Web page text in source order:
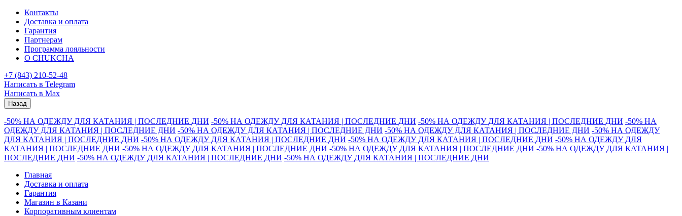
Контакты
Доставка и оплата
Гарантия
Партнерам
Программа лояльности
О CHUKCHA
+7 (843) 210-52-48
Написать в Telegram
Написать в Max
Назад
-50% НА ОДЕЖДУ ДЛЯ КАТАНИЯ | ПОСЛЕДНИЕ ДНИ -50% НА ОДЕЖДУ ДЛЯ КАТАНИЯ | ПОСЛЕДНИЕ ДНИ -50% НА ОДЕЖДУ ДЛЯ КАТАНИЯ | ПОСЛЕДНИЕ ДНИ -50% НА
ОДЕЖДУ ДЛЯ КАТАНИЯ | ПОСЛЕДНИЕ ДНИ -50% НА ОДЕЖДУ ДЛЯ КАТАНИЯ | ПОСЛЕДНИЕ ДНИ -50% НА ОДЕЖДУ ДЛЯ КАТАНИЯ | ПОСЛЕДНИЕ ДНИ -50% НА ОДЕЖДУ
ДЛЯ КАТАНИЯ | ПОСЛЕДНИЕ ДНИ -50% НА ОДЕЖДУ ДЛЯ КАТАНИЯ | ПОСЛЕДНИЕ ДНИ -50% НА ОДЕЖДУ ДЛЯ КАТАНИЯ | ПОСЛЕДНИЕ ДНИ -50% НА ОДЕЖДУ ДЛЯ
КАТАНИЯ | ПОСЛЕДНИЕ ДНИ -50% НА ОДЕЖДУ ДЛЯ КАТАНИЯ | ПОСЛЕДНИЕ ДНИ -50% НА ОДЕЖДУ ДЛЯ КАТАНИЯ | ПОСЛЕДНИЕ ДНИ -50% НА ОДЕЖДУ ДЛЯ КАТАНИЯ |
ПОСЛЕДНИЕ ДНИ -50% НА ОДЕЖДУ ДЛЯ КАТАНИЯ | ПОСЛЕДНИЕ ДНИ -50% НА ОДЕЖДУ ДЛЯ КАТАНИЯ | ПОСЛЕДНИЕ ДНИ
Главная
Доставка и оплата
Гарантия
Магазин в Казани
Корпоративным клиентам